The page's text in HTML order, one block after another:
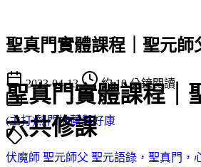
聖真門實體課程｜
六共修課
聖真門實體課程｜聖元師
2023-04-13 約 10 分鐘閱讀
(主打)熱門推薦與好康
伏魔師 聖元師父 聖元語錄，聖真門，